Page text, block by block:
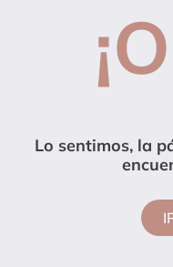
Lo sentimos, la